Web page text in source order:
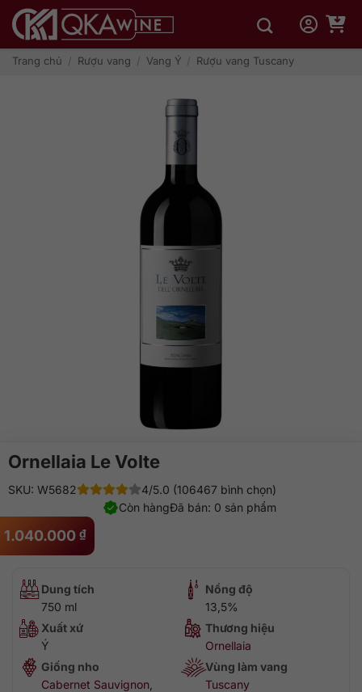
qua
dungTrang chủ / Rượu vang / Vang Ý / Rượu vang Tuscany
Ornellaia Le Volte
1.040.000 ₫
SKU: W5682
4/5.0 (106467 bình chọn)
Đã bán: 0 sản phẩm
Còn hàng
Dung tích
750 ml
Nồng độ
13,5%
Xuất xứ
Ý
Thương hiệu
Ornellaia
Giống nho
Cabernet Sauvignon
Vùng làm vang
Tuscany